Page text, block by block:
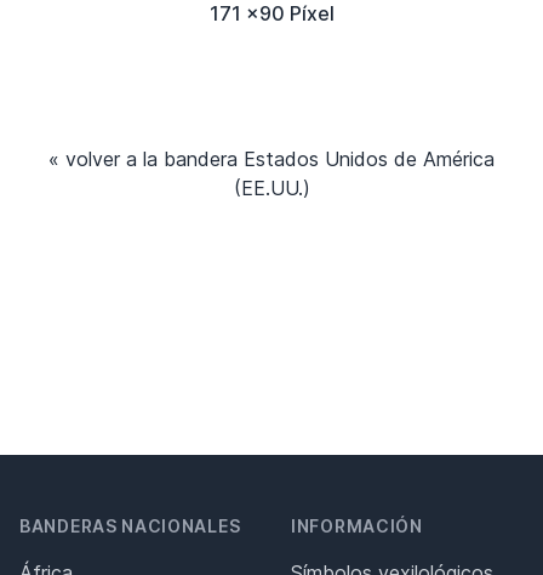
171 x90 Píxel
« volver a la bandera Estados Unidos de América
(EE.UU.)
BANDERAS NACIONALES INFORMACIÓN